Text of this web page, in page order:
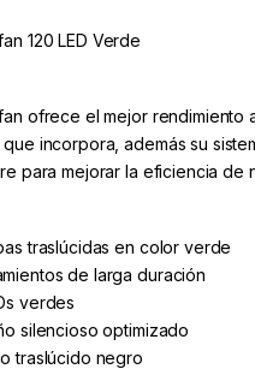
120 LED Verde
ofrece el mejor rendimiento
que incorpora, además su
para mejorar la eficiencia de
traslúcidas en color verde
de larga duración
verdes
silencioso optimizado
traslúcido negro